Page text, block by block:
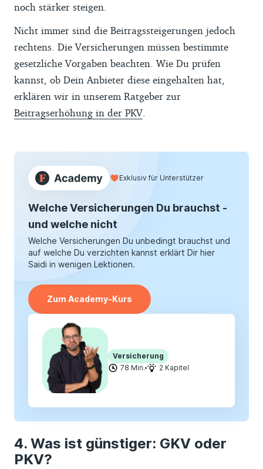
noch stärker steigen.
Nicht immer sind die Beitragssteigerungen jedoch
rechtens. Die Versicherungen müssen bestimmte
gesetzliche Vorgaben beachten. Wie Du prüfen
kannst, ob Dein Anbieter diese eingehalten hat,
erklären wir in unserem Ratgeber zur
Beitragserhöhung in der PKV
Exklusiv für Unterstützer
Welche Versicherungen Du brauchst -
und welche nicht
Welche Versicherungen Du unbedingt brauchst und
auf welche Du verzichten kannst erklärt Dir hier
Saidi in wenigen Lektionen.
Zum Academy-Kurs
Versicherung
78 Min.
2 Kapitel
Was ist günstiger: GKV oder
PKV?